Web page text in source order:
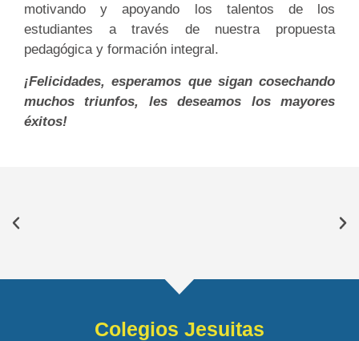
motivando y apoyando los talentos de los
estudiantes a través de nuestra propuesta
pedagógica y formación integral.
¡Felicidades, esperamos que sigan cosechando
muchos triunfos, les deseamos los mayores
éxitos!
Colegios Jesuitas